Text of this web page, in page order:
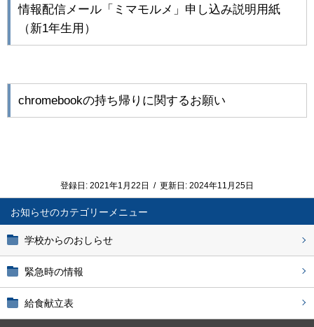
お知らせ
学校からのおしらせ
緊急時の情報
給食献立表
情報配信メール「ミマモルメ」申し込み説明用紙
（新1年生用）
chromebookの持ち帰りに関するお願い
登録日: 2021年1月22日 / 更新日: 2024年11月25日